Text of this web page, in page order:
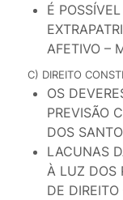
É
AFETIVO –
C) DIREITO
OS
PREVISÃO
DOS
LACUNAS
À LUZ DOS
DE